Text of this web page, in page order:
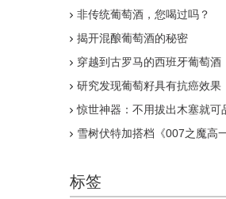
非传统葡萄酒，您喝过吗？
揭开混酿葡萄酒的秘密
穿越到古罗马的西班牙葡萄酒
研究发现葡萄籽具有抗癌效果
惊世神器：不用拔出木塞就可
雪树伏特加搭档《007之魔高一
标签